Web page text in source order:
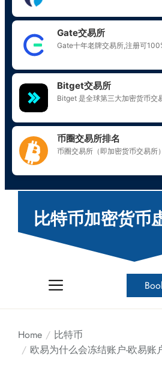
比特币加密货币
Home
比特币
欧易为什么会冻结账户-欧易账